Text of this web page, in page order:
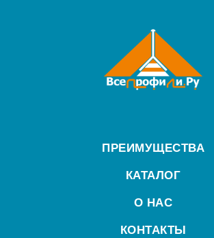
ПРЕИМУЩЕСТВА
КАТАЛОГ
О НАС
КОНТАКТЫ